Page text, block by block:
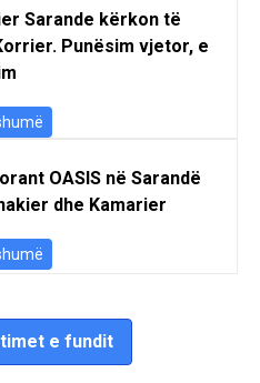
Sarande kërkon të
Punësim vjetor, e
OASIS në Sarandë
dhe Kamarier
e fundit